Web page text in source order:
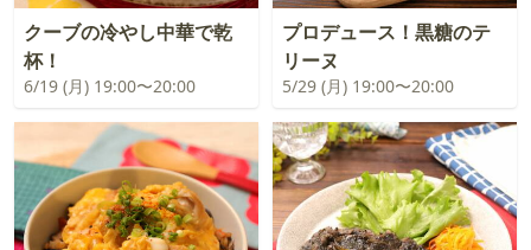
クーブの冷やし中華で乾
杯！
6/19 (月) 19:00〜20:00
プロデュース！黒糖のテ
リーヌ
5/29 (月) 19:00〜20:00